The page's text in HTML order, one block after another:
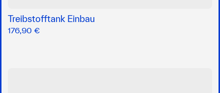
Treibstofftank Einbau
176,90 €